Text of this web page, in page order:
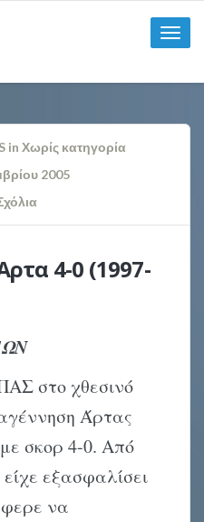
Toggle
in Χωρίς κατηγορία
2005
4-0 (1997-
στο χθεσινό
Άρτας
σκορ 4-0. Από
εξασφαλίσει
να